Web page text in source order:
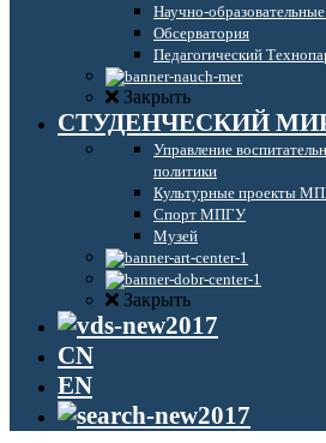
Научно-
Обсерватория
Педагогический
Закрыть
СТУДЕНЧЕСКИЙ
Управление
политики
Культурные проекты
Спорт МПГУ
Музей
Закрыть
CN
EN